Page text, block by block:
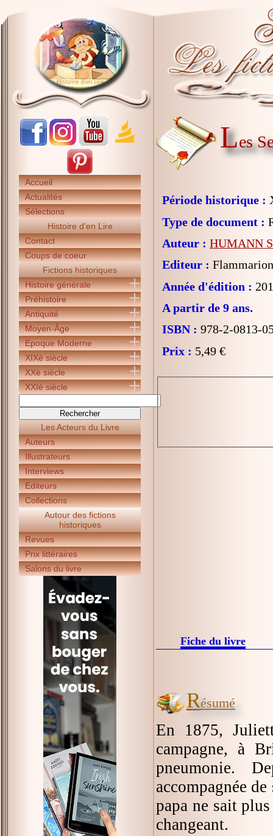
Accueil
Actualités
Sélections
Histoire d'en Lire
Contact
Coups de coeur
Fictions historiques
Histoire générale
Préhistoire
Antiquité
Moyen-Âge
Epoque Moderne
XIXè siècle
XXè siècle
XXIè siècle
Les Acteurs du Livre
Auteurs
Illustrateurs
Interviews
Editeurs
Collections
Autour des fictions
historiques
Revues
Prix littéraires
Salons du livre
Les
Période historique :
Type de document :
Auteur : HUMANN
Editeur :
Année d'édition :
A partir de 9 ans.
ISBN : 978-2-0813-
Prix : 5,49 €
Fiche du livre
Résumé
En 1875,
campagne, à
pneumonie.
accompagnée
papa ne sait
changeant.